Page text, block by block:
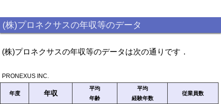
(株)プロネクサスの年収等のデータ
(株)プロネクサスの年収等のデータは次の通りです．
PRONEXUS INC.
年度 年収
平均
年齢
平均
経験年数
従業員数